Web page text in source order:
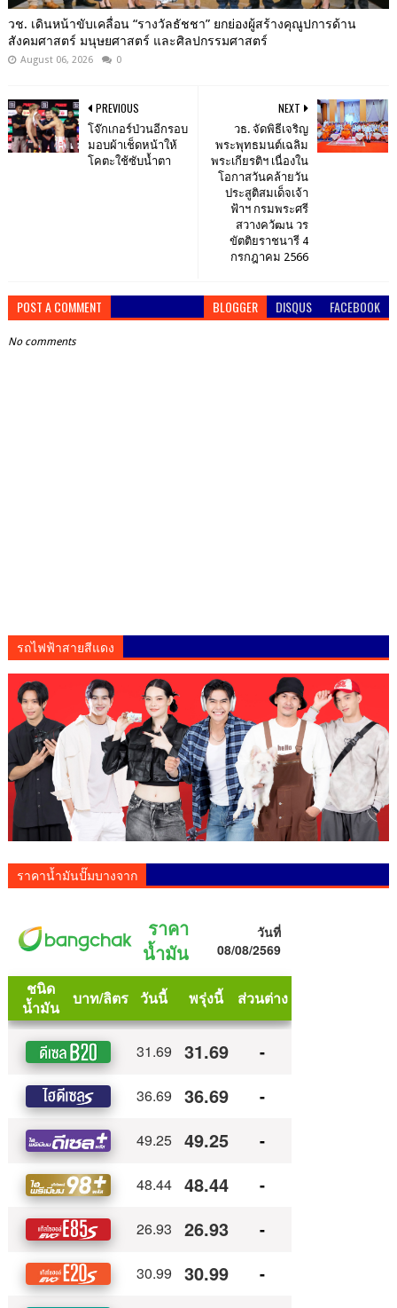
วช. เดินหน้าขับเคลื่อน “รางวัลธัชชา” ยกย่องผู้สร้างคุณูปการด้าน
สังคมศาสตร์ มนุษยศาสตร์ และศิลปกรรมศาสตร์
August 06, 2026 0
NEXT
วธ. จัดพิธีเจริญ
พระพุทธมนต์เฉลิม
พระเกียรติฯ เนื่องใน
โอกาสวันคล้ายวัน
ประสูติสมเด็จเจ้า
ฟ้าฯ กรมพระศรี
สวางควัฒน วร
ขัตติยราชนารี 4
กรกฎาคม 2566
PREVIOUS
โจ๊กเกอร์ป่วนอีกรอบ
มอบผ้าเช็ดหน้าให้
โคตะใช้ซับน้ำตา
POST A COMMENT BLOGGER DISQUS FACEBOOK
No comments
รถไฟฟ้าสายสีแดง
ราคาน้ำมันปั๊มบางจาก